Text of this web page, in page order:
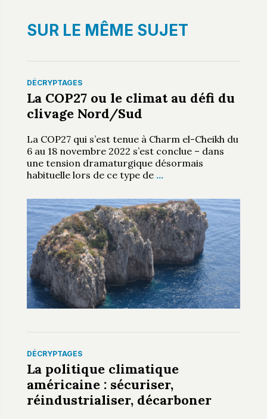
SUR LE MÊME SUJET
DÉCRYPTAGES
La COP27 ou le climat au défi du
clivage Nord/Sud
La COP27 qui s’est tenue à Charm el-Cheikh du
6 au 18 novembre 2022 s’est conclue – dans
une tension dramaturgique désormais
habituelle lors de ce type de …
DÉCRYPTAGES
La politique climatique
américaine : sécuriser,
réindustrialiser, décarboner